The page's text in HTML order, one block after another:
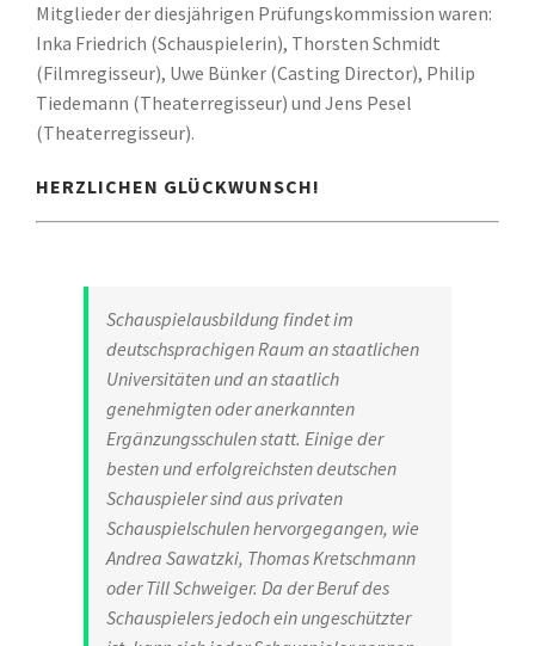
Mitglieder der diesjährigen Prüfungskommission waren:
Inka Friedrich (Schauspielerin), Thorsten Schmidt
(Filmregisseur), Uwe Bünker (Casting Director), Philip
Tiedemann (Theaterregisseur) und Jens Pesel
(Theaterregisseur).
HERZLICHEN GLÜCKWUNSCH!
Schauspielausbildung findet im
deutschsprachigen Raum an staatlichen
Universitäten und an staatlich
genehmigten oder anerkannten
Ergänzungsschulen statt. Einige der
besten und erfolgreichsten deutschen
Schauspieler sind aus privaten
Schauspielschulen hervorgegangen, wie
Andrea Sawatzki, Thomas Kretschmann
oder Till Schweiger. Da der Beruf des
Schauspielers jedoch ein ungeschützter